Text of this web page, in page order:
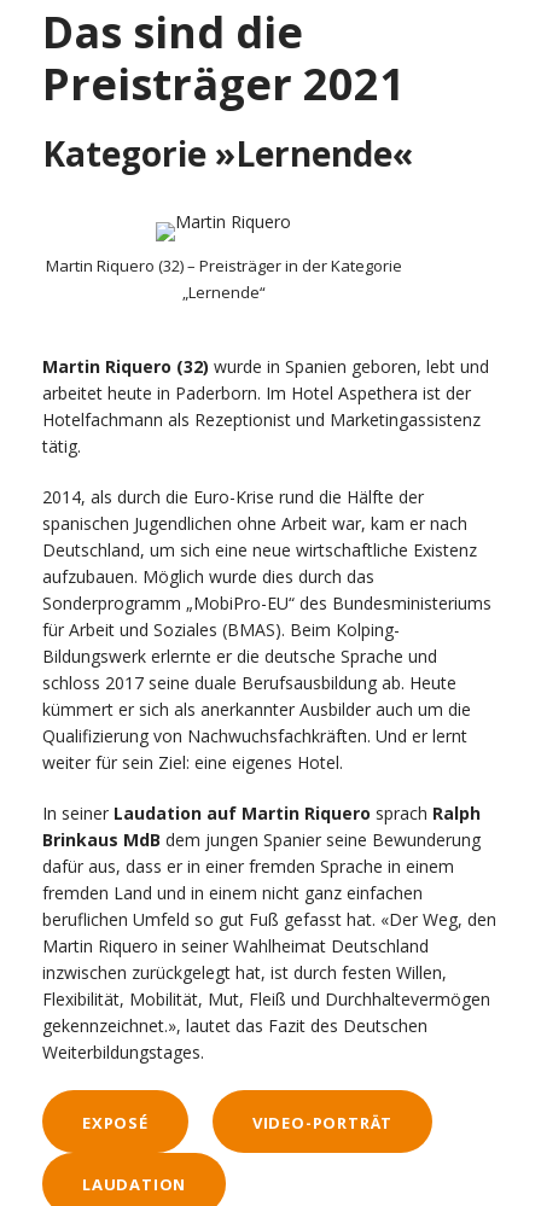
Das sind die
Preisträger 2021
Kategorie »Lernende«
Martin Riquero (32) – Preisträger in der Kategorie
„Lernende“
Martin Riquero (32) wurde in Spanien geboren, lebt und
arbeitet heute in Paderborn. Im Hotel Aspethera ist der
Hotelfachmann als Rezeptionist und Marketingassistenz
tätig.
2014, als durch die Euro-Krise rund die Hälfte der
spanischen Jugendlichen ohne Arbeit war, kam er nach
Deutschland, um sich eine neue wirtschaftliche Existenz
aufzubauen. Möglich wurde dies durch das
Sonderprogramm „MobiPro-EU“ des Bundesministeriums
für Arbeit und Soziales (BMAS). Beim Kolping-
Bildungswerk erlernte er die deutsche Sprache und
schloss 2017 seine duale Berufsausbildung ab. Heute
kümmert er sich als anerkannter Ausbilder auch um die
Qualifizierung von Nachwuchsfachkräften. Und er lernt
weiter für sein Ziel: eine eigenes Hotel.
In seiner Laudation auf Martin Riquero sprach Ralph
Brinkaus MdB dem jungen Spanier seine Bewunderung
dafür aus, dass er in einer fremden Sprache in einem
fremden Land und in einem nicht ganz einfachen
beruflichen Umfeld so gut Fuß gefasst hat. «Der Weg, den
Martin Riquero in seiner Wahlheimat Deutschland
inzwischen zurückgelegt hat, ist durch festen Willen,
Flexibilität, Mobilität, Mut, Fleiß und Durchhaltevermögen
gekennzeichnet.», lautet das Fazit des Deutschen
Weiterbildungstages.
EXPOSÉ VIDEO-PORTRÄT
LAUDATION